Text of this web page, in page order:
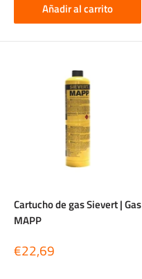
Añadir al carrito
Cartucho de gas Sievert | Gas
MAPP
Precio
de
€22,69